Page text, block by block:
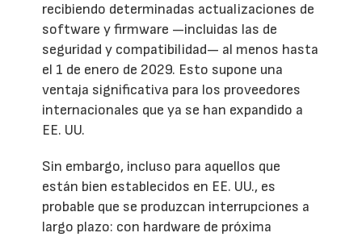
recibiendo determinadas actualizaciones de
software y firmware —incluidas las de
seguridad y compatibilidad— al menos hasta
el 1 de enero de 2029. Esto supone una
ventaja significativa para los proveedores
internacionales que ya se han expandido a
EE. UU.
Sin embargo, incluso para aquellos que
están bien establecidos en EE. UU., es
probable que se produzcan interrupciones a
largo plazo: con hardware de próxima